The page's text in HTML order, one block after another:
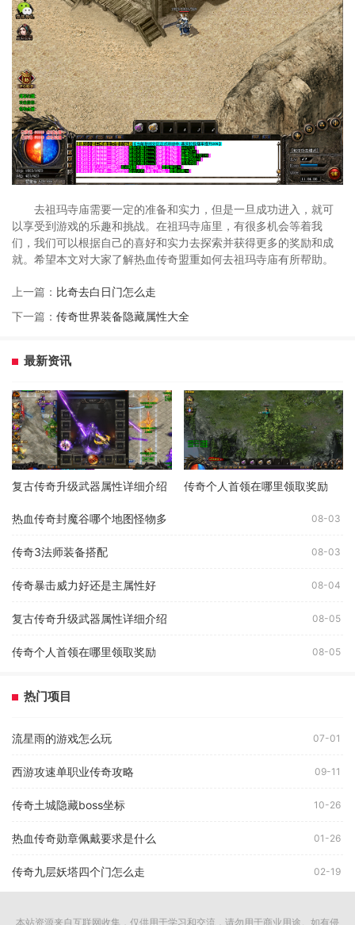
去祖玛寺庙需要一定的准备和实力，但是一旦成功进入，就可
以享受到游戏的乐趣和挑战。在祖玛寺庙里，有很多机会等着我
们，我们可以根据自己的喜好和实力去探索并获得更多的奖励和成
就。希望本文对大家了解热血传奇盟重如何去祖玛寺庙有所帮助。
上一篇： 比奇去白日门怎么走
下一篇： 传奇世界装备隐藏属性大全
最新资讯
复古传奇升级武器属性详细介绍 传奇个人首领在哪里领取奖励
热血传奇封魔谷哪个地图怪物多 08-03
传奇3法师装备搭配 08-03
传奇暴击威力好还是主属性好 08-04
复古传奇升级武器属性详细介绍 08-05
传奇个人首领在哪里领取奖励 08-05
热门项目
流星雨的游戏怎么玩 07-01
西游攻速单职业传奇攻略 09-11
传奇土城隐藏boss坐标 10-26
热血传奇勋章佩戴要求是什么 01-26
传奇九层妖塔四个门怎么走 02-19
本站资源来自互联网收集，仅供用于学习和交流，请勿用于商业用途。如有侵